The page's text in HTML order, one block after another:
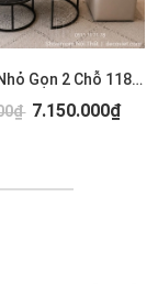
Sofa Băng Nhỏ Gọn 2 Chỗ 1183T
7.150.000₫